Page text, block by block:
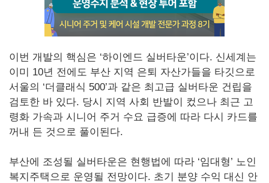
이번 개발의 핵심은 ‘하이엔드 실버타운’이다. 신세계는
이미 10년 전에도 부산 지역 은퇴 자산가들을 타깃으로
서울의 ‘더클래식 500’과 같은 최고급 실버타운 건립을
검토한 바 있다. 당시 지역 사회 반발이 컸으나 최근 고
령화 가속과 시니어 주거 수요 급증에 따라 다시 카드를
꺼내 든 것으로 풀이된다.
부산에 조성될 실버타운은 현행법에 따라 ‘임대형’ 노인
복지주택으로 운영될 전망이다. 초기 분양 수익 대신 안